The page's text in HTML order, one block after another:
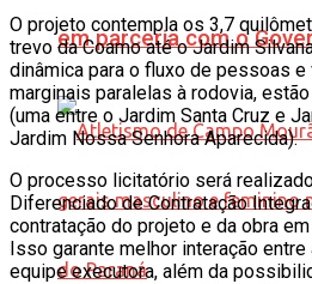
em parceria com o
O projeto contempla os 3,7
trevo da Coamo até o Jardim
dinâmica para o fluxo de pessoas
marginais paralelas à rodovia,
(uma entre o Jardim Santa Cruz e
Jardim Nossa Senhora Aparecida).
O processo licitatório será
Diferenciado de Contratação
contratação do projeto e da obra
Isso garante melhor interação
equipe executora, além da